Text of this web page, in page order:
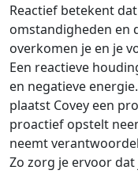
Reactief betekent
omstandigheden en
overkomen je en je
Een reactieve
en negatieve
plaatst Covey een
proactief opstelt
neemt
Zo zorg je ervoor